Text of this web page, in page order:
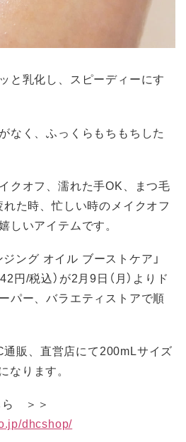
と乳化し、スピーディーにす
なく、ふっくらもちもちした
クオフ、濡れた手OK、まつ毛
た時、忙しい時のメイクオフ
しいアイテムです。
ング オイル ブーストケア」
円/税込）が2月9日（月）よりド
パー、バラエティストアで順
通販、直営店にて200mLサイズ
なります。
ら ＞＞
dhcshop/